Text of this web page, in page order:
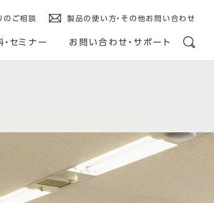
のご相談 製品の使い方・その他お問い合わせ
セミナー お問い合わせ・サポート